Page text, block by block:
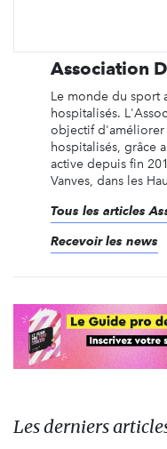
Association
Le monde du sport
hospitalisés.
objectif d'améliorer
hospitalisés, grâce
active depuis fin
Vanves, dans les
Tous les articles
Recevoir les news
Les derniers